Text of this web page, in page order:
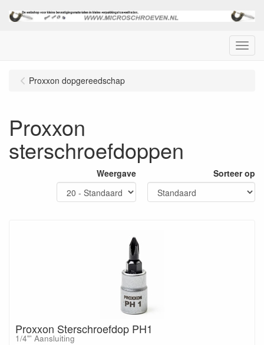
Menu
Proxxon dopgereedschap
Proxxon
sterschroefdoppen
Weergave Sorteer op
Proxxon Sterschroefdop PH1
1/4"' Aansluiting